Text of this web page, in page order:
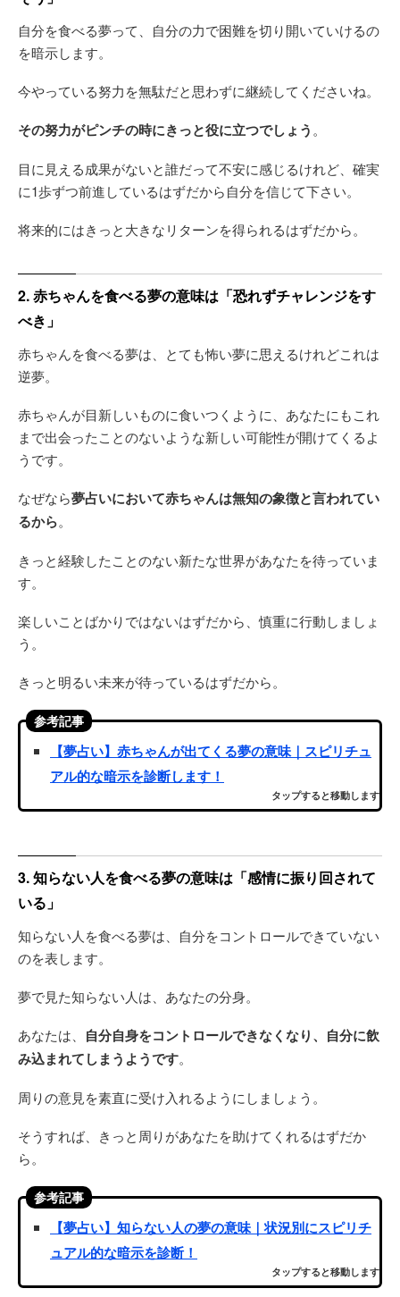
自分を食べる夢って、自分の力で困難を切り開いていけるの
を暗示します。
今やっている努力を無駄だと思わずに継続してくださいね。
その努力がピンチの時にきっと役に立つでしょう 。
目に見える成果がないと誰だって不安に感じるけれど、確実
に1歩ずつ前進しているはずだから自分を信じて下さい。
将来的にはきっと大きなリターンを得られるはずだから。
2. 赤ちゃんを食べる夢の意味は「恐れずチャレンジをす
べき」
赤ちゃんを食べる夢は、とても怖い夢に思えるけれどこれは
逆夢。
赤ちゃんが目新しいものに食いつくように、あなたにもこれ
まで出会ったことのないような新しい可能性が開けてくるよ
うです。
なぜなら夢占いにおいて赤ちゃんは無知の象徴と言われてい
るから。
きっと経験したことのない新たな世界があなたを待っていま
す。
楽しいことばかりではないはずだから、慎重に行動しましょ
う。
きっと明るい未来が待っているはずだから。
参考記事
【夢占い】赤ちゃんが出てくる夢の意味｜スピリチュ
アル的な暗示を診断します！
タップすると移動します
3. 知らない人を食べる夢の意味は「感情に振り回されて
いる」
知らない人を食べる夢は、自分をコントロールできていない
のを表します。
夢で見た知らない人は、あなたの分身。
あなたは、 自分自身をコントロールできなくなり、自分に飲
み込まれてしまうようです。
周りの意見を素直に受け入れるようにしましょう。
そうすれば、きっと周りがあなたを助けてくれるはずだか
ら。
参考記事
【夢占い】知らない人の夢の意味｜状況別にスピリチ
ュアル的な暗示を診断！
タップすると移動します